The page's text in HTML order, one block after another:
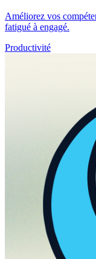
Améliorez vos
fatigué à engagé.
Productivité